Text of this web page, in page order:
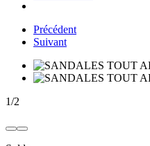
Précédent
Suivant
1/2